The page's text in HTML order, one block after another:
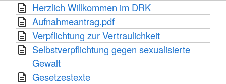
Herzlich Willkommen im DRK
Aufnahmeantrag.pdf
Verpflichtung zur Vertraulichkeit
Selbstverpflichtung gegen sexualisierte
Gewalt
Gesetzestexte